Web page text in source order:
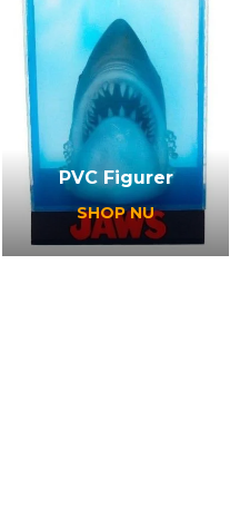
PVC Figurer
SHOP NU